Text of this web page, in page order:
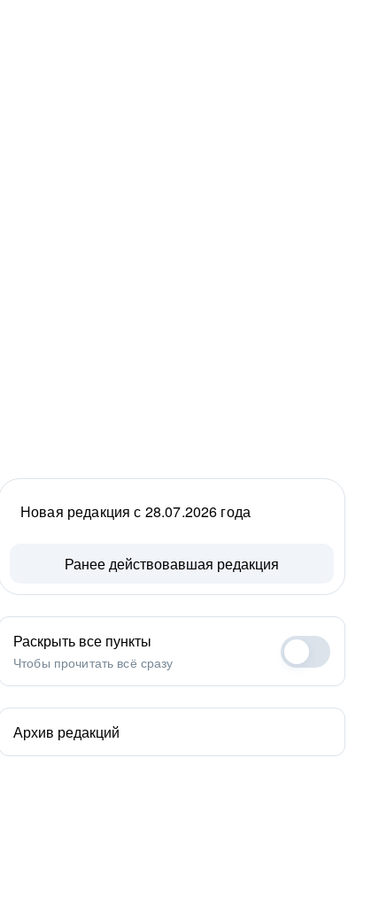
Новая редакция с 28.07.2026 года
Ранее действовавшая редакция
Раскрыть все пункты
Чтобы прочитать всё сразу
Архив редакций